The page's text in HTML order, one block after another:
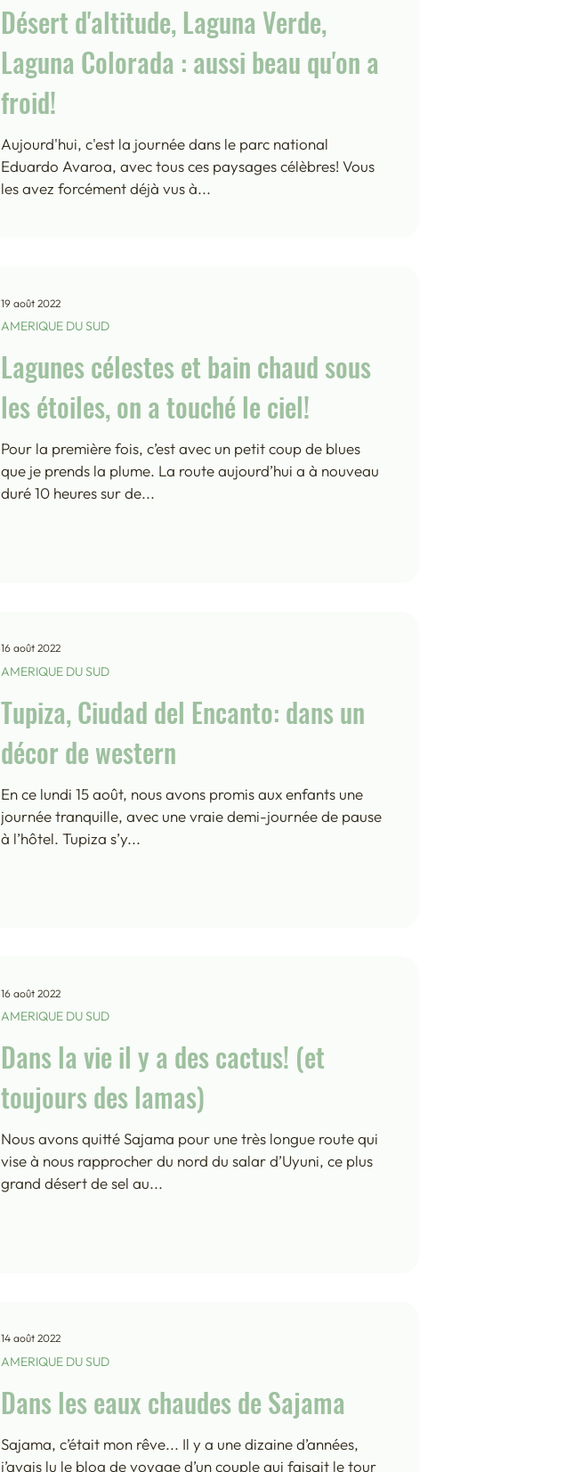
Désert d'altitude, Laguna Verde,
Laguna Colorada : aussi beau qu'on a
froid!
Aujourd'hui, c'est la journée dans le parc national
Eduardo Avaroa, avec tous ces paysages célèbres! Vous
les avez forcément déjà vus à...
Lagunes célestes et bain chaud sous
les étoiles, on a touché le ciel!
Pour la première fois, c’est avec un petit coup de blues
que je prends la plume. La route aujourd’hui a à nouveau
duré 10 heures sur de...
AMERIQUE DU SUD
19 août 2022
Tupiza, Ciudad del Encanto: dans un
décor de western
En ce lundi 15 août, nous avons promis aux enfants une
journée tranquille, avec une vraie demi-journée de pause
à l’hôtel. Tupiza s’y...
AMERIQUE DU SUD
16 août 2022
Dans la vie il y a des cactus! (et
toujours des lamas)
Nous avons quitté Sajama pour une très longue route qui
vise à nous rapprocher du nord du salar d’Uyuni, ce plus
grand désert de sel au...
AMERIQUE DU SUD
16 août 2022
Dans les eaux chaudes de Sajama
Sajama, c’était mon rêve... Il y a une dizaine d’années,
j’avais lu le blog de voyage d’un couple qui faisait le tour
AMERIQUE DU SUD
14 août 2022